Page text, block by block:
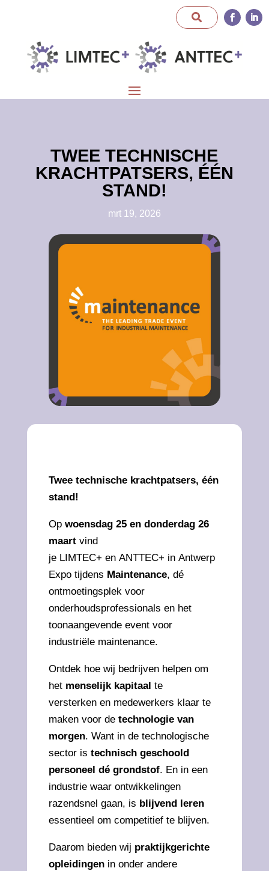
TWEE TECHNISCHE
KRACHTPATSERS, ÉÉN
STAND!
mrt 19, 2026
Twee technische krachtpatsers, één
stand!
Op woensdag 25 en donderdag 26
maartvind
je LIMTEC+ en ANTTEC+ in Antwerp
Expo tijdens Maintenance, dé
ontmoetingsplek voor
onderhoudsprofessionals en het
toonaangevende event voor
industriële maintenance.
Ontdek hoe wij bedrijven helpen om
het menselijk kapitaal te
versterken en medewerkers klaar te
maken voor de technologie van
morgen. Want in de technologische
sector is technisch geschoold
personeel dé grondstof. En in een
industrie waar ontwikkelingen
razendsnel gaan, is blijvend leren
essentieel om competitief te blijven.
Daarom bieden wij praktijkgerichte
opleidingenin onder andere